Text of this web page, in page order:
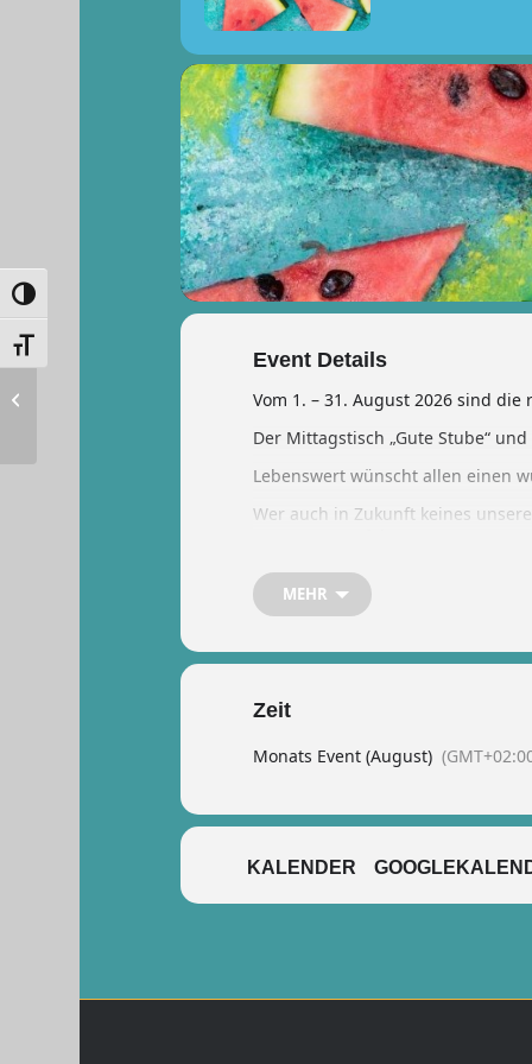
Umschalten auf hohe Kontraste
Schrift vergrößern
Event Details
Vom 1. – 31. August 2026 sind
Der Mittagstisch „Gute Stube“
Lebenswert wünscht allen einen
Wer auch in Zukunft keines
https://whatsapp.com/channel/
https://www.instagram.com/
MEHR
Zeit
Monats Event (August)
KALENDER